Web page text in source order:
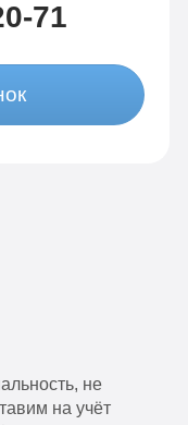
71
не
на учёт